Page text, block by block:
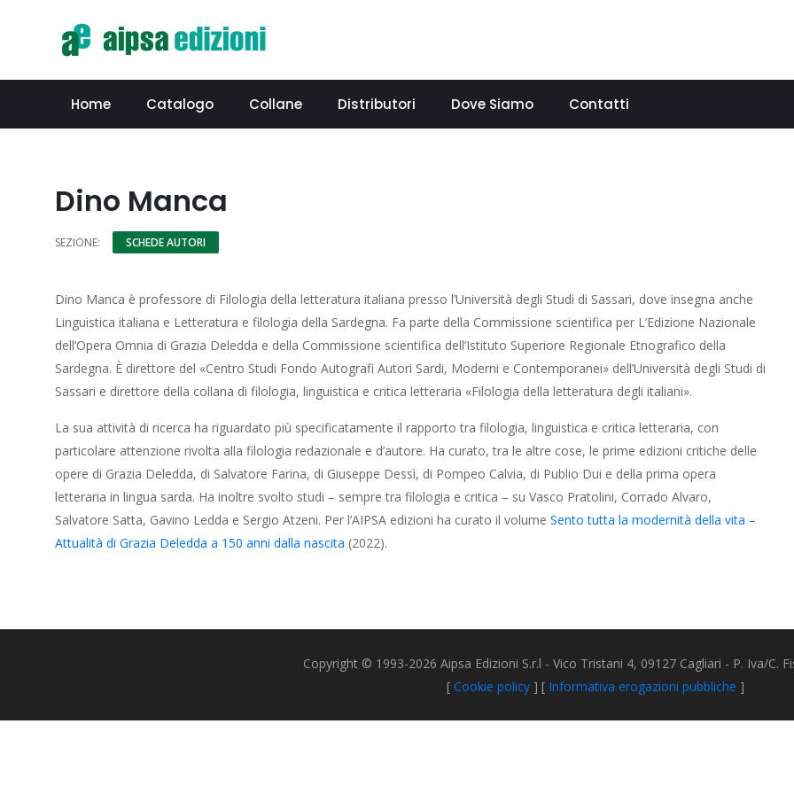
Home Catalogo Collane Distributori Dove Siamo Contatti
Dino Manca
SEZIONE: SCHEDE AUTORI
Dino Manca è professore di Filologia della letteratura italiana presso l’Università degli Studi di Sassari, dove insegna anche
Linguistica italiana e Letteratura e filologia della Sardegna. Fa parte della Commissione scientifica per L’Edizione Nazionale
dell’Opera Omnia di Grazia Deledda e della Commissione scientifica dell’Istituto Superiore Regionale Etnografico della
Sardegna. È direttore del «Centro Studi Fondo Autografi Autori Sardi, Moderni e Contemporanei» dell’Università degli Studi di
Sassari e direttore della collana di filologia, linguistica e critica letteraria «Filologia della letteratura degli italiani».
La sua attività di ricerca ha riguardato più specificatamente il rapporto tra filologia, linguistica e critica letteraria, con
particolare attenzione rivolta alla filologia redazionale e d’autore. Ha curato, tra le altre cose, le prime edizioni critiche delle
opere di Grazia Deledda, di Salvatore Farina, di Giuseppe Dessì, di Pompeo Calvia, di Publio Dui e della prima opera
letteraria in lingua sarda. Ha inoltre svolto studi – sempre tra filologia e critica – su Vasco Pratolini, Corrado Alvaro,
Salvatore Satta, Gavino Ledda e Sergio Atzeni. Per l’AIPSA edizioni ha curato il volume Sento tutta la modernità della vita –
Attualità di Grazia Deledda a 150 anni dalla nascita (2022).
Copyright © 1993-2026 Aipsa Edizioni S.r.l - Vico Tristani 4, 09127 Cagliari - P. Iva/C.
[ Cookie policy ] [ Informativa erogazioni pubbliche ]